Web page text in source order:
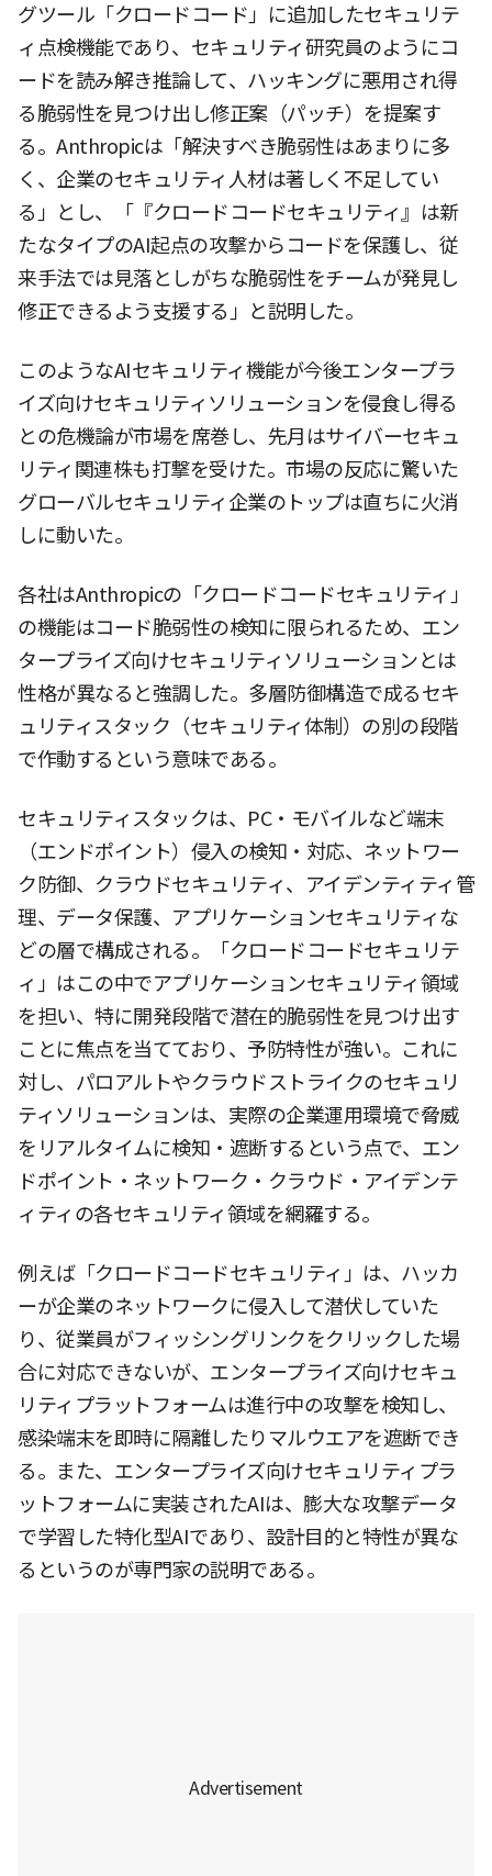
グツール「クロードコード」に追加したセキュリテ
ィ点検機能であり、セキュリティ研究員のようにコ
ードを読み解き推論して、ハッキングに悪用され得
る脆弱性を見つけ出し修正案（パッチ）を提案す
る。Anthropicは「解決すべき脆弱性はあまりに多
く、企業のセキュリティ人材は著しく不足してい
る」とし、「『クロードコードセキュリティ』は新
たなタイプのAI起点の攻撃からコードを保護し、従
来手法では見落としがちな脆弱性をチームが発見し
修正できるよう支援する」と説明した。
このようなAIセキュリティ機能が今後エンタープラ
イズ向けセキュリティソリューションを侵食し得る
との危機論が市場を席巻し、先月はサイバーセキュ
リティ関連株も打撃を受けた。市場の反応に驚いた
グローバルセキュリティ企業のトップは直ちに火消
しに動いた。
各社はAnthropicの「クロードコードセキュリティ」
の機能はコード脆弱性の検知に限られるため、エン
タープライズ向けセキュリティソリューションとは
性格が異なると強調した。多層防御構造で成るセキ
ュリティスタック（セキュリティ体制）の別の段階
で作動するという意味である。
セキュリティスタックは、PC・モバイルなど端末
（エンドポイント）侵入の検知・対応、ネットワー
ク防御、クラウドセキュリティ、アイデンティティ管
理、データ保護、アプリケーションセキュリティな
どの層で構成される。「クロードコードセキュリテ
ィ」はこの中でアプリケーションセキュリティ領域
を担い、特に開発段階で潜在的脆弱性を見つけ出す
ことに焦点を当てており、予防特性が強い。これに
対し、パロアルトやクラウドストライクのセキュリ
ティソリューションは、実際の企業運用環境で脅威
をリアルタイムに検知・遮断するという点で、エン
ドポイント・ネットワーク・クラウド・アイデンテ
ィティの各セキュリティ領域を網羅する。
例えば「クロードコードセキュリティ」は、ハッカ
ーが企業のネットワークに侵入して潜伏していた
り、従業員がフィッシングリンクをクリックした場
合に対応できないが、エンタープライズ向けセキュ
リティプラットフォームは進行中の攻撃を検知し、
感染端末を即時に隔離したりマルウエアを遮断でき
る。また、エンタープライズ向けセキュリティプラ
ットフォームに実装されたAIは、膨大な攻撃データ
で学習した特化型AIであり、設計目的と特性が異な
るというのが専門家の説明である。